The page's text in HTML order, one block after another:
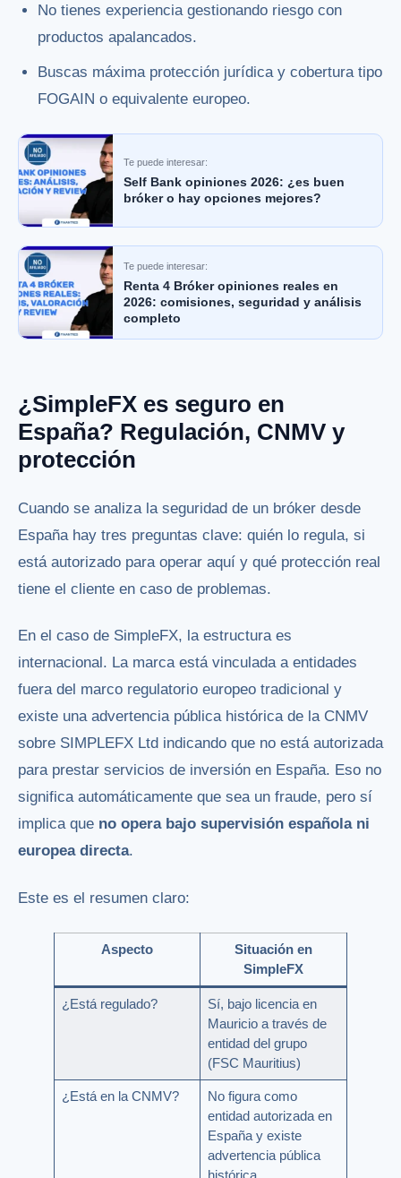
No tienes experiencia gestionando riesgo con
productos apalancados.
Buscas máxima protección jurídica y cobertura tipo
FOGAIN o equivalente europeo.
Te puede interesar:
Self Bank opiniones 2026: ¿es buen
bróker o hay opciones mejores?
Te puede interesar:
Renta 4 Bróker opiniones reales en
2026: comisiones, seguridad y análisis
completo
¿SimpleFX es seguro en
España? Regulación, CNMV y
protección
Cuando se analiza la seguridad de un bróker desde
España hay tres preguntas clave: quién lo regula, si
está autorizado para operar aquí y qué protección real
tiene el cliente en caso de problemas.
En el caso de SimpleFX, la estructura es
internacional. La marca está vinculada a entidades
fuera del marco regulatorio europeo tradicional y
existe una advertencia pública histórica de la CNMV
sobre SIMPLEFX Ltd indicando que no está autorizada
para prestar servicios de inversión en España. Eso no
significa automáticamente que sea un fraude, pero sí
implica que no opera bajo supervisión española ni
europea directa.
Este es el resumen claro:
Aspecto
Situación en
SimpleFX
¿Está regulado?
Sí, bajo licencia en
Mauricio a través de
entidad del grupo
(FSC Mauritius)
¿Está en la CNMV?
No figura como
entidad autorizada en
España y existe
advertencia pública